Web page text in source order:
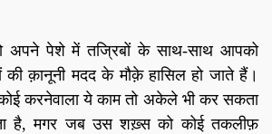
अपने पेशे में तज्रिबों के साथ-साथ आपको
क़ानूनी मदद के मौक़े हासिल हो जाते हैं।
करनेवाला ये काम तो अकेले भी कर सकता
है, मगर जब उस शख़्स को कोई तकलीफ़